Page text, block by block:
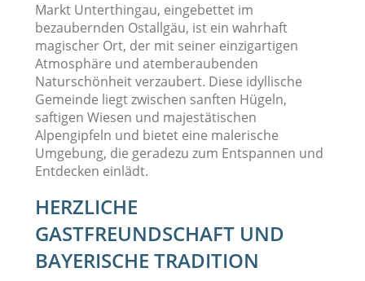
Markt Unterthingau, eingebettet im
bezaubernden Ostallgäu, ist ein wahrhaft
magischer Ort, der mit seiner einzigartigen
Atmosphäre und atemberaubenden
Naturschönheit verzaubert. Diese idyllische
Gemeinde liegt zwischen sanften Hügeln,
saftigen Wiesen und majestätischen
Alpengipfeln und bietet eine malerische
Umgebung, die geradezu zum Entspannen und
Entdecken einlädt.
HERZLICHE
GASTFREUNDSCHAFT UND
BAYERISCHE TRADITION